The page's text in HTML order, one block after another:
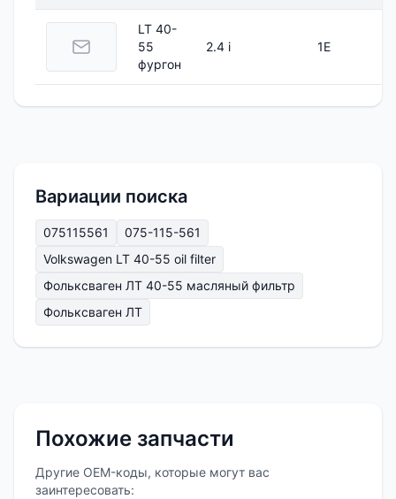
LT 40-
55
фургон
2.4 i 1E
Вариации поиска
075115561
075-115-561
Volkswagen LT 40-55 oil filter
Фольксваген ЛТ 40-55 масляный фильтр
Фольксваген ЛТ
Похожие запчасти
Другие OEM-коды, которые могут вас
заинтересовать: